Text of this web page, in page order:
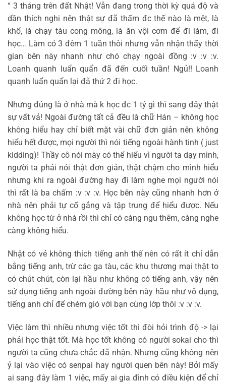
“ 3 tháng trên đất Nhật! Vẫn đang trong thời kỳ quá độ và
dần thích nghi nên thật sự đã thấm đc thế nào là mệt, là
khổ, là chạy tàu cong mông, là ăn vội cơm để đi làm, đi
học… Làm có 3 đêm 1 tuần thôi nhưng vẫn nhận thấy thời
gian bên này nhanh như chó chạy ngoài đồng :v :v :v.
Loanh quanh luẩn quẩn đã đến cuối tuần! Ngủ!! Loanh
quanh luẩn quẩn lại đã thứ 2 đi học.
Nhưng đúng là ở nhà mà k học đc 1 tý gì thì sang đây thật
sự vất vả! Ngoài đường tất cả đều là chữ Hán – không học
không hiểu hay chỉ biết mặt vài chữ đơn giản nên không
hiểu hết được, mọi người thì nói tiếng ngoài hành tinh ( just
kidding)! Thầy cô nói mày có thể hiểu vì người ta dạy mình,
người ta phải nói thật đơn giản, thật chậm cho mình hiểu
nhưng khi ra ngoài đường hay đi làm nghe mọi người nói
thì rất là ba chấm :v :v :v. Học bên này cũng nhanh hơn ở
nhà nên phải tự cố gắng và tập trung để hiểu được. Nếu
không học từ ở nhà rồi thì chỉ có càng ngu thêm, càng nghe
càng không hiểu.
Nhật có vẻ không thích tiếng anh thế nên có rất ít chỉ dẫn
bằng tiếng anh, trừ các ga tàu, các khu thương mại thật to
có chút chút, còn lại hầu như không có tiếng anh, vậy nên
sử dụng tiếng anh ngoài đường bên này hầu như vô dụng,
tiếng anh chỉ để chém gió với bạn cùng lớp thôi :v :v :v.
Việc làm thì nhiều nhưng việc tốt thì đòi hỏi trình độ -> lại
phải học thật tốt. Mà học tốt không có người sokai cho thì
người ta cũng chưa chắc đã nhận. Nhưng cũng không nên
ỷ lại vào việc có senpai hay người quen bên này! Bởi mấy
ai sang đây làm 1 việc, mấy ai gia đình có điều kiện để chỉ